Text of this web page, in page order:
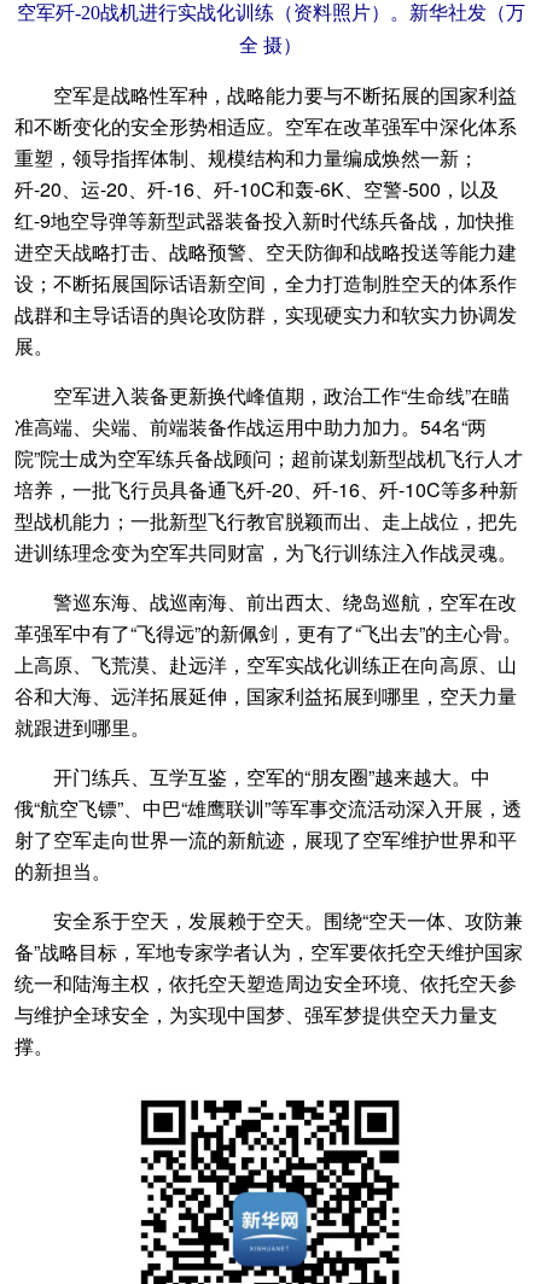
空军歼-20战机进行实战化训练（资料照片）。新华社发（万
全 摄）
空军是战略性军种，战略能力要与不断拓展的国家利益
和不断变化的安全形势相适应。空军在改革强军中深化体系
重塑，领导指挥体制、规模结构和力量编成焕然一新；
歼-20、运-20、歼-16、歼-10C和轰-6K、空警-500，以及
红-9地空导弹等新型武器装备投入新时代练兵备战，加快推
进空天战略打击、战略预警、空天防御和战略投送等能力建
设；不断拓展国际话语新空间，全力打造制胜空天的体系作
战群和主导话语的舆论攻防群，实现硬实力和软实力协调发
展。
空军进入装备更新换代峰值期，政治工作“生命线”在瞄
准高端、尖端、前端装备作战运用中助力加力。54名“两
院”院士成为空军练兵备战顾问；超前谋划新型战机飞行人才
培养，一批飞行员具备通飞歼-20、歼-16、歼-10C等多种新
型战机能力；一批新型飞行教官脱颖而出、走上战位，把先
进训练理念变为空军共同财富，为飞行训练注入作战灵魂。
警巡东海、战巡南海、前出西太、绕岛巡航，空军在改
革强军中有了“飞得远”的新佩剑，更有了“飞出去”的主心骨。
上高原、飞荒漠、赴远洋，空军实战化训练正在向高原、山
谷和大海、远洋拓展延伸，国家利益拓展到哪里，空天力量
就跟进到哪里。
开门练兵、互学互鉴，空军的“朋友圈”越来越大。中
俄“航空飞镖”、中巴“雄鹰联训”等军事交流活动深入开展，透
射了空军走向世界一流的新航迹，展现了空军维护世界和平
的新担当。
安全系于空天，发展赖于空天。围绕“空天一体、攻防兼
备”战略目标，军地专家学者认为，空军要依托空天维护国家
统一和陆海主权，依托空天塑造周边安全环境、依托空天参
与维护全球安全，为实现中国梦、强军梦提供空天力量支
撑。